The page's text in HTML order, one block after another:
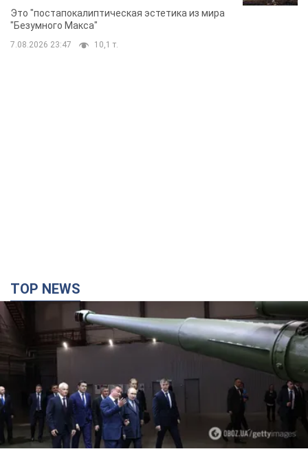
Фото
Это "постапокалиптическая эстетика из мира
"Безумного Макса"
7.08.2026 23:47 10,1 т.
TOP NEWS